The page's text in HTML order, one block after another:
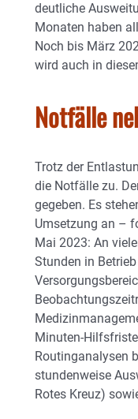
deutliche
Monaten haben
Noch bis März
wird auch in
Notfälle
Trotz der
die Notfälle zu.
gegeben. Es
Umsetzung an –
Mai 2023: An
Stunden in
Minuten-
Routinganalysen
stundenweise
Rotes Kreuz)